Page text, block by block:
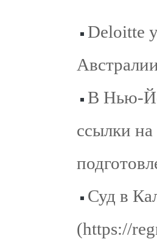
Deloitte
В Нью-
ссылки
Суд в
(https://